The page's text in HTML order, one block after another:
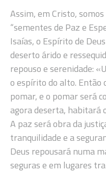
Assim, em Cristo,
“sementes de Paz e
Isaías, o Espírito de
deserto árido e
repouso e serenidade:
o espírito do alto. Então
pomar, e o pomar será
agora deserta, habitará
A paz será obra da
tranquilidade e a
Deus repousará numa
seguras e em lugares